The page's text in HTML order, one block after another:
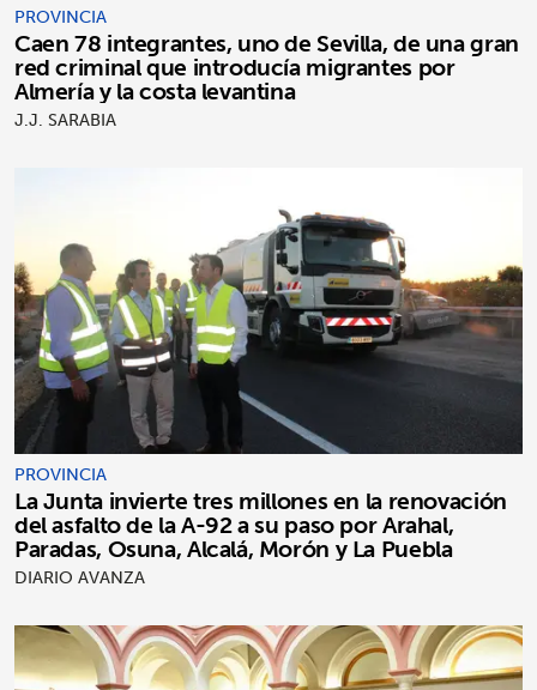
PROVINCIA
Caen 78 integrantes, uno de Sevilla, de una gran
red criminal que introducía migrantes por
Almería y la costa levantina
J.J. SARABIA
PROVINCIA
La Junta invierte tres millones en la renovación
del asfalto de la A-92 a su paso por Arahal,
Paradas, Osuna, Alcalá, Morón y La Puebla
DIARIO AVANZA